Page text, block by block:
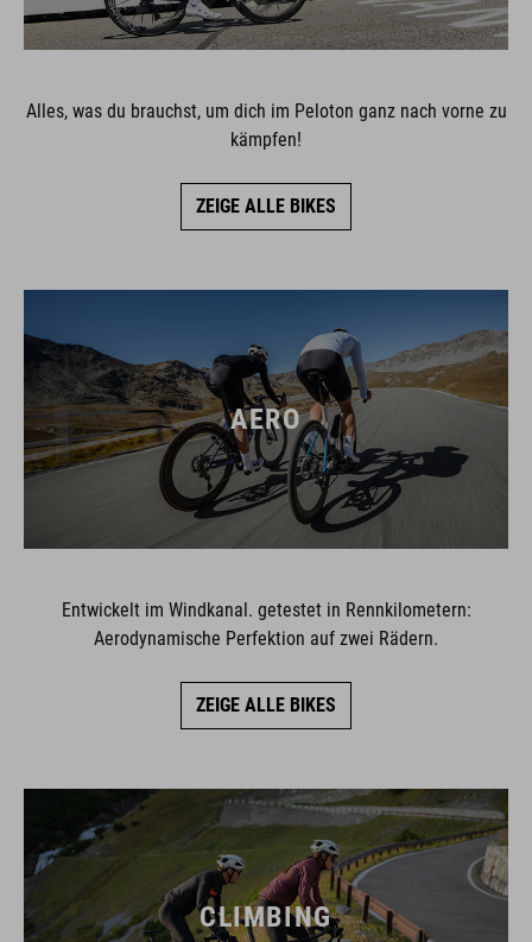
Alles, was du brauchst, um dich im Peloton ganz nach vorne zu
kämpfen!
ZEIGE ALLE BIKES
AERO
Entwickelt im Windkanal. getestet in Rennkilometern:
Aerodynamische Perfektion auf zwei Rädern.
ZEIGE ALLE BIKES
CLIMBING